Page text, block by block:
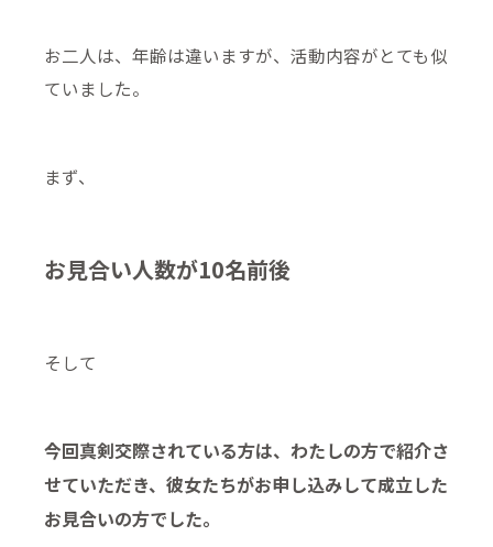
お二人は、年齢は違いますが、活動内容がとても似
ていました。
まず、
お見合い人数が10名前後
そして
今回真剣交際されている方は、わたしの方で紹介さ
せていただき、彼女たちがお申し込みして成立した
お見合いの方でした。